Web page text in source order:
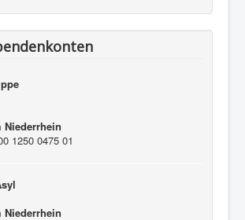
Niederrhein
1250 0475 01
Niederrhein